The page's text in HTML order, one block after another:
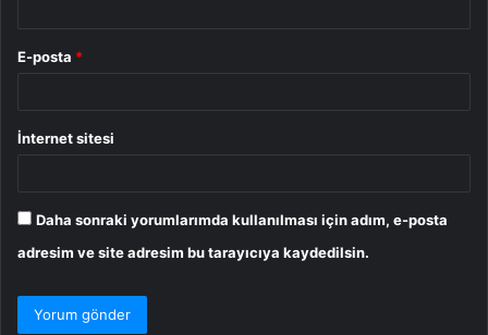
E-posta *
İnternet sitesi
Daha sonraki yorumlarımda kullanılması için adım, e-posta
adresim ve site adresim bu tarayıcıya kaydedilsin.